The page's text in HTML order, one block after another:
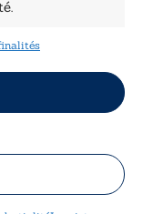
tous droits